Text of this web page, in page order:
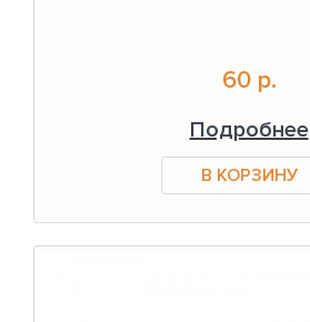
60 р.
Подробнее